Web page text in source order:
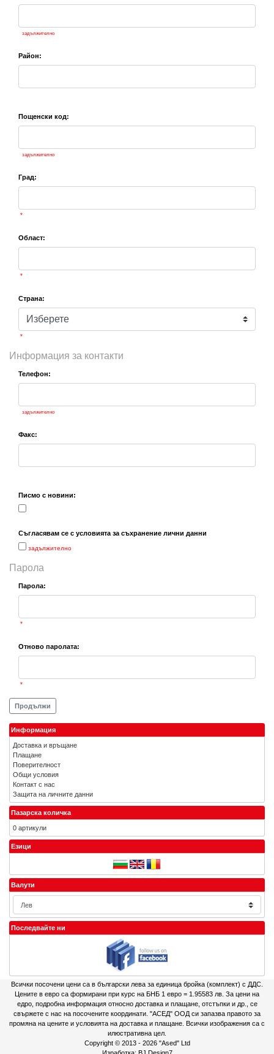
задължително
Район:
Пощенски код:
задължително
Град:
*
Област:
*
Страна:
*
Информация за контакти
Телефон:
задължително
Факс:
Писмо с новини:
Съгласявам се с условията за съхранение лични данни
задължително
Парола
Парола:
*
Отново паролата:
*
Продължи
Информация
Доставка и връщане
Плащане
Поверителност
Общи условия
Контакт с нас
Защита на личните данни
Пазарска количка
0 артикули
Езици
Валути
Последвайте ни
Всички посочени цени са в български лева за единица бройка (комплект) с ДДС.
Цените в евро са формирани при курс на БНБ 1 евро = 1.95583 лв. За цени на
едро, подробна информация относно доставка и плащане, отстъпки и др., се
свържете с нас на посочените координати. "АСЕД" ООД си запазва правото за
промяна на цените и условията на доставка и плащане. Всички изображения са с
илюстративна цел.
Copyright © 2013 - 2026 "Ased" Ltd